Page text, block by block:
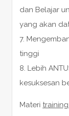
dan Belajar
yang akan
7.
tinggi
8. Lebih
kesuksesan
Materi